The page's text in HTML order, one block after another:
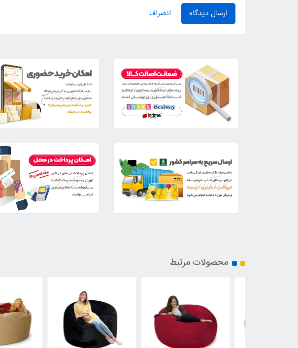
ارسال دیدگاه انصراف
محصولات مرتبط